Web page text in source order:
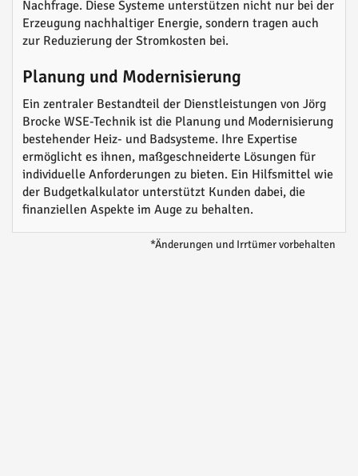
Nachfrage. Diese Systeme unterstützen nicht nur bei der
Erzeugung nachhaltiger Energie, sondern tragen auch
zur Reduzierung der Stromkosten bei.
Planung und Modernisierung
Ein zentraler Bestandteil der Dienstleistungen von Jörg
Brocke WSE-Technik ist die Planung und Modernisierung
bestehender Heiz- und Badsysteme. Ihre Expertise
ermöglicht es ihnen, maßgeschneiderte Lösungen für
individuelle Anforderungen zu bieten. Ein Hilfsmittel wie
der Budgetkalkulator unterstützt Kunden dabei, die
finanziellen Aspekte im Auge zu behalten.
*Änderungen und Irrtümer vorbehalten